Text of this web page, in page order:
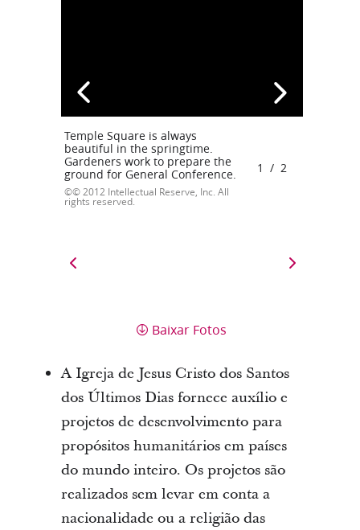
Temple Square is always
beautiful in the springtime.
Gardeners work to prepare the
ground for General Conference.
© 2012 Intellectual Reserve, Inc. All
rights reserved.
1 / 2
Baixar Fotos
A Igreja de Jesus Cristo dos Santos
dos Últimos Dias fornece auxílio e
projetos de desenvolvimento para
propósitos humanitários em países
do mundo inteiro. Os projetos são
realizados sem levar em conta a
nacionalidade ou a religião das